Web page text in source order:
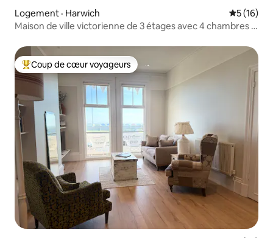
Logement · Harwich Note
5 (16)
Maison de ville victorienne de 3 étages avec 4 chambres à
Coup de cœur voyageurs parmi les plus aimés
Coup de cœur voyageurs